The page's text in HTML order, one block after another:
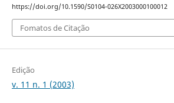
https://doi.org/10.1590/S0104-026X2003000100012
Fomatos de Citação
Edição
v. 11 n. 1 (2003)